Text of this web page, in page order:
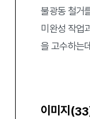
불광동 철거
미완성 작업
을 고수하는
이미지(33